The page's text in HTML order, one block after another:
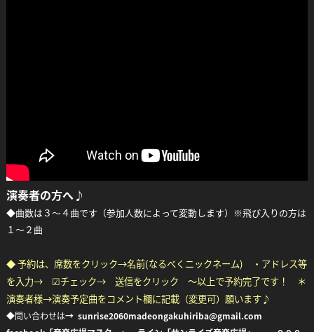
演奏者の方へ♪
◆曲数は３～４曲です（参加人数によって変動します）※飛び入りの方は
１～２曲
◆ 予約は、席数をクリック→名前(なるべくニックネーム) ・アドレス等
を入力→ ☑チェック→ 送信をクリック ～以上で予約完了です！ ＊
演奏者様→演奏予定曲をコメント欄に記載（変更可）願います♪
◆問い合わせは→ sunrise2060madeongakuhiriba@gmail.com